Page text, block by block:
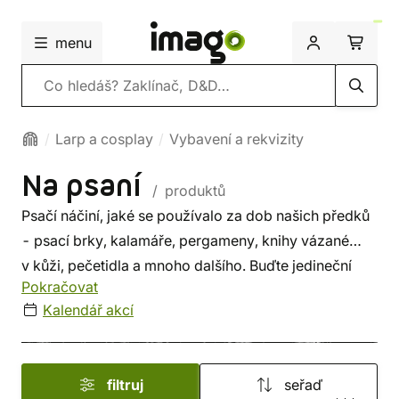
menu
Vyhledávání
Larp a cosplay Vybavení a rekvizity
Na psaní / produktů
Psačí náčiní, jaké se používalo za dob našich předků
- psací brky, kalamáře, pergameny, knihy vázané
v kůži, pečetidla a mnoho dalšího. Buďte jedineční
a vraťte se ke starému umění krasopisu či kaligrafie.
Pokračovat
Kalendář akcí
filtruj seřaď